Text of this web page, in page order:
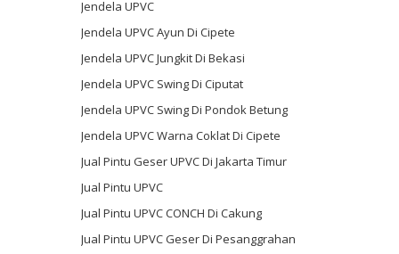
Jendela UPVC
Jendela UPVC Ayun Di Cipete
Jendela UPVC Jungkit Di Bekasi
Jendela UPVC Swing Di Ciputat
Jendela UPVC Swing Di Pondok Betung
Jendela UPVC Warna Coklat Di Cipete
Jual Pintu Geser UPVC Di Jakarta Timur
Jual Pintu UPVC
Jual Pintu UPVC CONCH Di Cakung
Jual Pintu UPVC Geser Di Pesanggrahan